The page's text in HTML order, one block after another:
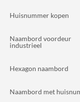
Huisnummer kopen
Naambord voordeur
industrieel
Hexagon naambord
Naambord met